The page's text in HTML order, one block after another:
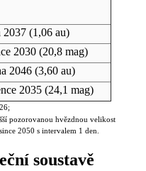
2037(1,06 au)
2030(20,8 mag)
2046(3,60 au)
2035(24,1 mag)
pozorovanou hvězdnou velikost
2050 s intervalem 1 den.
soustavě